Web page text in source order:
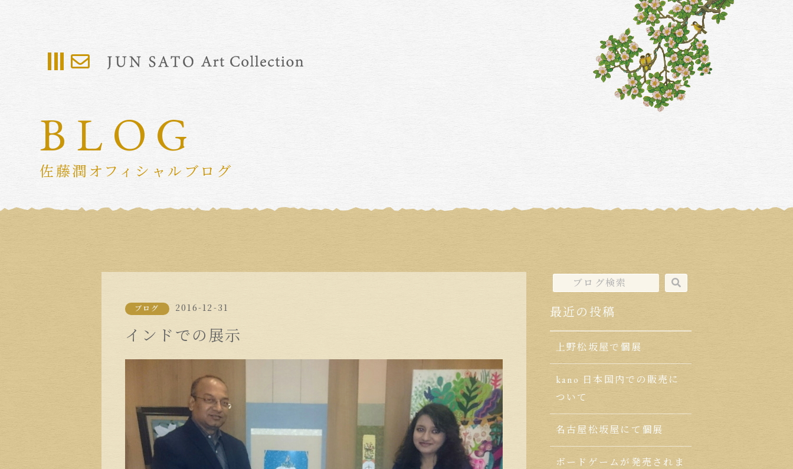
BLOG
佐藤潤オフィシャルブログ
ブログ 2016-12-31
インドでの展示
最近の投稿
上野松坂屋で個展
kano 日本国内での販売に
ついて
名古屋松坂屋にて個展
ボードゲームが発売されま